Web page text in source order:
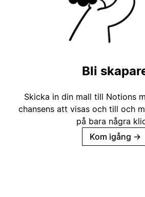
Bli
Skicka in din mall till Notions
chansens att visas och till och
på bara några
Kom igång →